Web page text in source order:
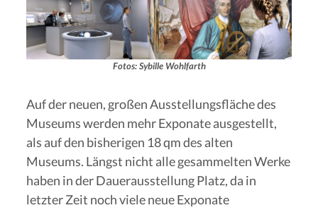
Fotos: Sybille Wohlfarth
Auf der neuen, großen Ausstellungsfläche des
Museums werden mehr Exponate ausgestellt,
als auf den bisherigen 18 qm des alten
Museums. Längst nicht alle gesammelten Werke
haben in der Dauerausstellung Platz, da in
letzter Zeit noch viele neue Exponate